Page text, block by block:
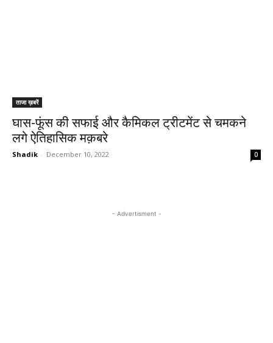
ताजा ख़बरें
घास-फूंस की सफाई और कैमिकल ट्रीटमेंट से चमकने
लगे ऐतिहासिक मक़बरे
Shadik - December 10, 2022 0
- Advertisment -